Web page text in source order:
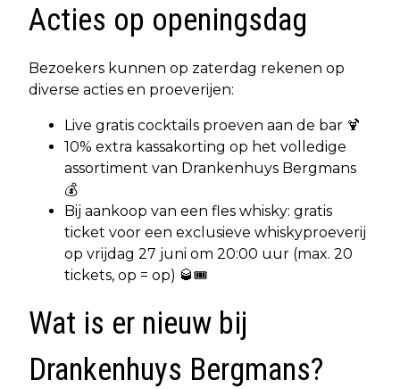
Acties op openingsdag
Bezoekers kunnen op zaterdag rekenen op
diverse acties en proeverijen:
Live gratis cocktails proeven aan de bar 🍹
10% extra kassakorting op het volledige
assortiment van Drankenhuys Bergmans
💰
Bij aankoop van een fles whisky: gratis
ticket voor een exclusieve whiskyproeverij
op vrijdag 27 juni om 20:00 uur (max. 20
tickets, op = op) 🥃🎟️
Wat is er nieuw bij
Drankenhuys Bergmans?